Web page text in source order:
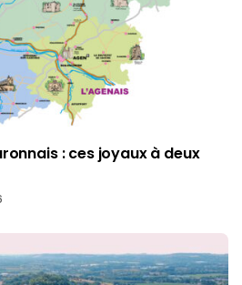
: ces joyaux à deux